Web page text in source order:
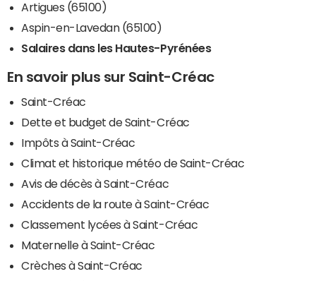
Artigues (65100)
Aspin-en-Lavedan (65100)
Salaires dans les Hautes-Pyrénées
En savoir plus sur Saint-Créac
Saint-Créac
Dette et budget de Saint-Créac
Impôts à Saint-Créac
Climat et historique météo de Saint-Créac
Avis de décès à Saint-Créac
Accidents de la route à Saint-Créac
Classement lycées à Saint-Créac
Maternelle à Saint-Créac
Crèches à Saint-Créac